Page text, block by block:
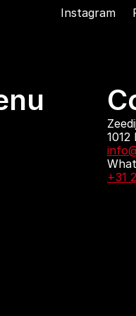
Instagram
1012
+31